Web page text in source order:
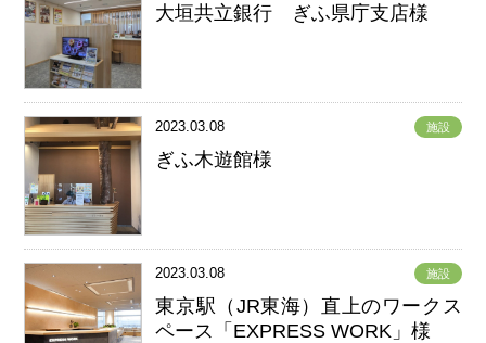
大垣共立銀行 ぎふ県庁支店様
2023.03.08 施設
ぎふ木遊館様
2023.03.08 施設
東京駅（JR東海）直上のワークス
ペース「EXPRESS WORK」様